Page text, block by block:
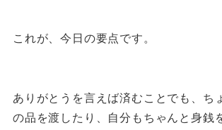
これが、今日の要点です。
ありがとうを言えば済むことでも、ち
の品を渡したり、自分もちゃんと身銭